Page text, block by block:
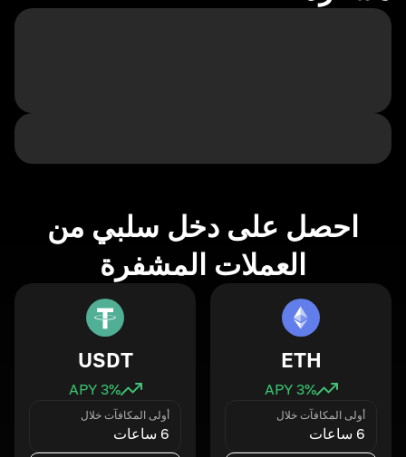
احصل على دخل سلبي من
العملات المشفرة
ETH
3% APY
أولى المكافآت خلال
6 ساعات
USDT
3% APY
أولى المكافآت خلال
6 ساعات